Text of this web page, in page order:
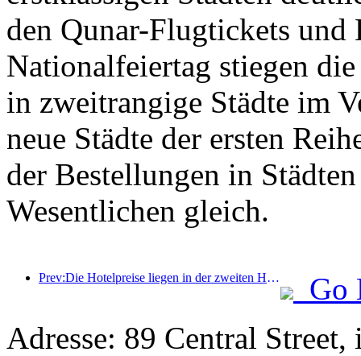
den Qunar-Flugtickets und
Nationalfeiertag stiegen
in zweitrangige Städte im
neue Städte der ersten
der Bestellungen in
Wesentlichen gleich.
Prev:Die Hotelpreise liegen in der zweiten Hälfte des Nationalfeiertags auf Feiertagstiefstständen
Go
Adresse: 89 Central